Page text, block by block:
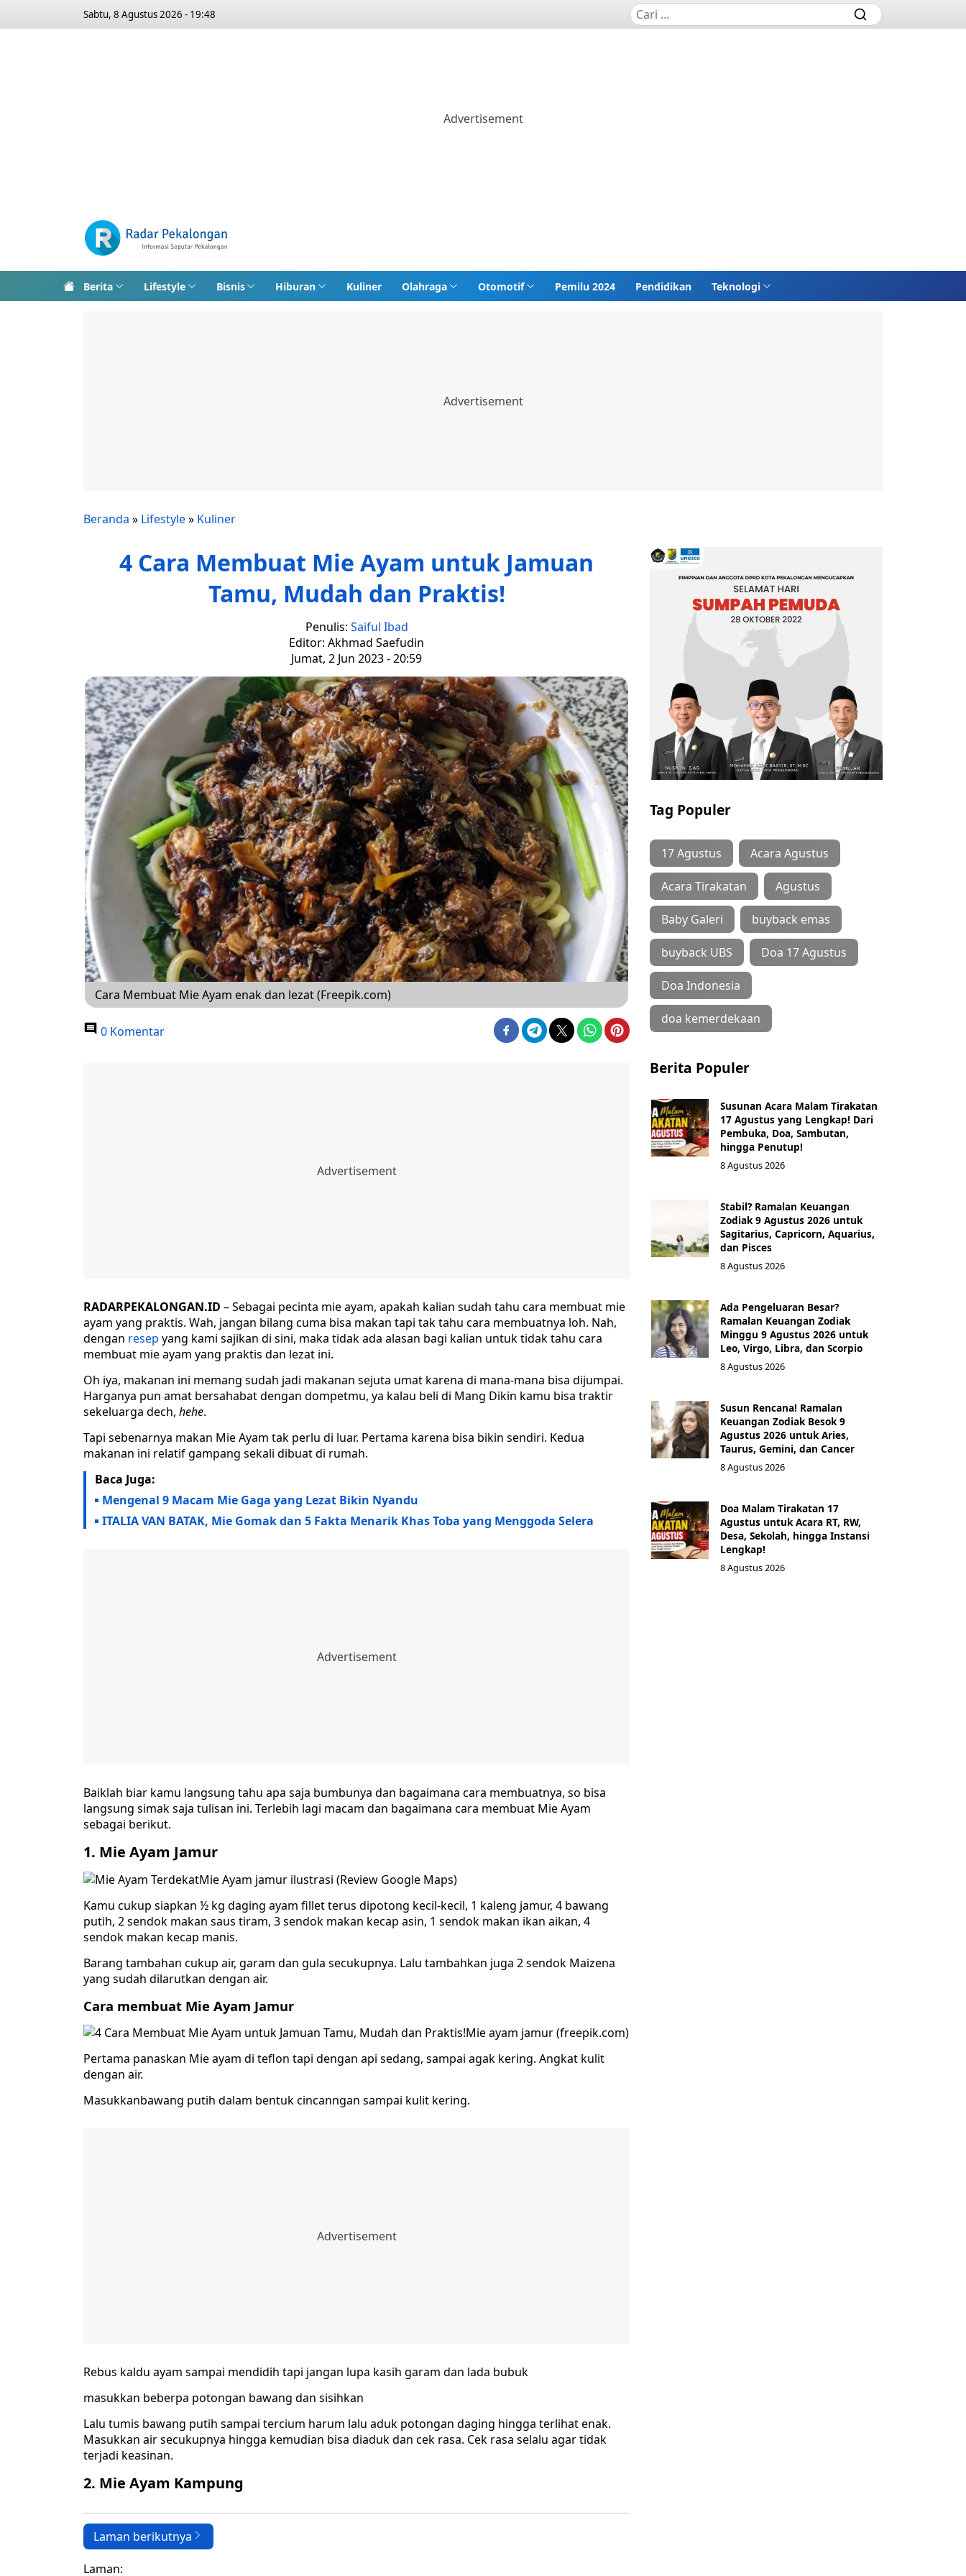
Sabtu, 8 Agustus 2026 - 19:48
Berita Lifestyle Bisnis Hiburan Kuliner Olahraga Otomotif Pemilu 2024 Pendidikan Teknologi
Beranda » Lifestyle» Kuliner
4 Cara Membuat Mie Ayam untuk Jamuan
Tamu, Mudah dan Praktis!
Penulis: Saiful Ibad
Editor: Akhmad Saefudin
Jumat, 2 Jun 2023 - 20:59
Cara Membuat Mie Ayam enak dan lezat (Freepik.com)
0 Komentar
RADARPEKALONGAN.ID – Sebagai pecinta mie ayam, apakah kalian sudah tahu cara membuat mie
ayam yang praktis. Wah, jangan bilang cuma bisa makan tapi tak tahu cara membuatnya loh. Nah,
dengan resep yang kami sajikan di sini, maka tidak ada alasan bagi kalian untuk tidak tahu cara
membuat mie ayam yang praktis dan lezat ini.
Oh iya, makanan ini memang sudah jadi makanan sejuta umat karena di mana-mana bisa dijumpai.
Harganya pun amat bersahabat dengan dompetmu, ya kalau beli di Mang Dikin kamu bisa traktir
sekeluarga dech, hehe.
Tapi sebenarnya makan Mie Ayam tak perlu di luar. Pertama karena bisa bikin sendiri. Kedua
makanan ini relatif gampang sekali dibuat di rumah.
Baca Juga:
Mengenal 9 Macam Mie Gaga yang Lezat Bikin Nyandu
ITALIA VAN BATAK, Mie Gomak dan 5 Fakta Menarik Khas Toba yang Menggoda Selera
Baiklah biar kamu langsung tahu apa saja bumbunya dan bagaimana cara membuatnya, so bisa
langsung simak saja tulisan ini. Terlebih lagi macam dan bagaimana cara membuat Mie Ayam
sebagai berikut.
1. Mie Ayam Jamur
Mie Ayam jamur ilustrasi (Review Google Maps)
Kamu cukup siapkan ½ kg daging ayam fillet terus dipotong kecil-kecil, 1 kaleng jamur, 4 bawang
putih, 2 sendok makan saus tiram, 3 sendok makan kecap asin, 1 sendok makan ikan aikan, 4
sendok makan kecap manis.
Barang tambahan cukup air, garam dan gula secukupnya. Lalu tambahkan juga 2 sendok Maizena
yang sudah dilarutkan dengan air.
Cara membuat Mie Ayam Jamur
Mie ayam jamur (freepik.com)
Pertama panaskan Mie ayam di teflon tapi dengan api sedang, sampai agak kering. Angkat kulit
dengan air.
Masukkanbawang putih dalam bentuk cincanngan sampai kulit kering.
Rebus kaldu ayam sampai mendidih tapi jangan lupa kasih garam dan lada bubuk
masukkan beberpa potongan bawang dan sisihkan
Lalu tumis bawang putih sampai tercium harum lalu aduk potongan daging hingga terlihat enak.
Masukkan air secukupnya hingga kemudian bisa diaduk dan cek rasa. Cek rasa selalu agar tidak
terjadi keasinan.
2. Mie Ayam Kampung
Laman berikutnya
Laman:
Tag Populer
17 Agustus Acara Agustus
Acara Tirakatan Agustus
Baby Galeri buyback emas
buyback UBS Doa 17 Agustus
Doa Indonesia
doa kemerdekaan
Berita Populer
Susunan Acara Malam Tirakatan
17 Agustus yang Lengkap! Dari
Pembuka, Doa, Sambutan,
hingga Penutup!
8 Agustus 2026
Stabil? Ramalan Keuangan
Zodiak 9 Agustus 2026 untuk
Sagitarius, Capricorn, Aquarius,
dan Pisces
8 Agustus 2026
Ada Pengeluaran Besar?
Ramalan Keuangan Zodiak
Minggu 9 Agustus 2026 untuk
Leo, Virgo, Libra, dan Scorpio
8 Agustus 2026
Susun Rencana! Ramalan
Keuangan Zodiak Besok 9
Agustus 2026 untuk Aries,
Taurus, Gemini, dan Cancer
8 Agustus 2026
Doa Malam Tirakatan 17
Agustus untuk Acara RT, RW,
Desa, Sekolah, hingga Instansi
Lengkap!
8 Agustus 2026